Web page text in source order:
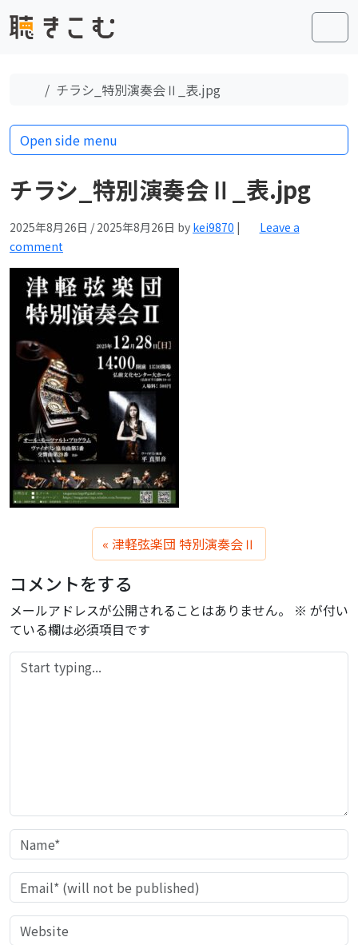
Home
チラシ_特別演奏会Ⅱ_表.jpg
チラシ_特別演奏会Ⅱ_表.jpg
2025年8月26日 / 2025年8月26日 by kei9870 |
Leave a
comment
津軽弦楽団 特別演奏会Ⅱ
コメントをする
メールアドレスが公開されることはありません。 ※ が付い
ている欄は必須項目です
Open side menu